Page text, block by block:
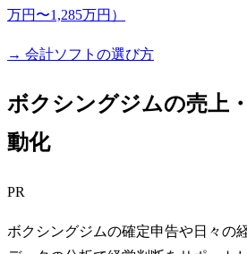
万円〜1,285万円）
→ 会計ソフトの選び方
ボクシングジムの売上
動化
PR
ボクシングジムの確定申告や日々の